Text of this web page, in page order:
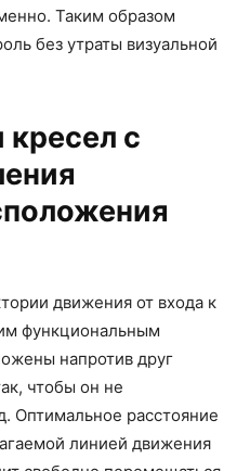
Таким образом
без утраты визуальной
с
движения от входа к
функциональным
напротив друг
чтобы он не
Оптимальное расстояние
линией движения